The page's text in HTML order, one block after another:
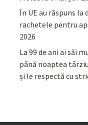
În UE au răspuns
rachetele pentru
2026
La 99 de ani ai săi
până noaptea
și le respectă cu